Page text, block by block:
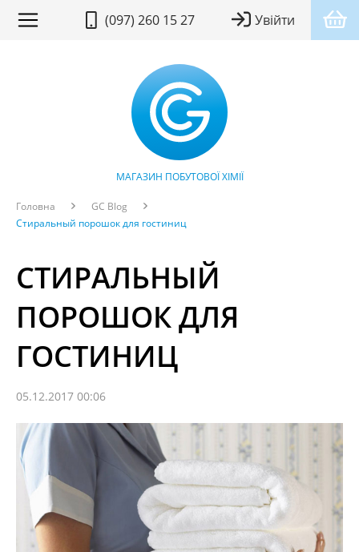
(097) 260 15 27 Увійти
МАГАЗИН ПОБУТОВОЇ ХІМІЇ
Головна
GC Blog
Стиральный порошок для гостиниц
СТИРАЛЬНЫЙ
ПОРОШОК ДЛЯ
ГОСТИНИЦ
05.12.2017 00:06